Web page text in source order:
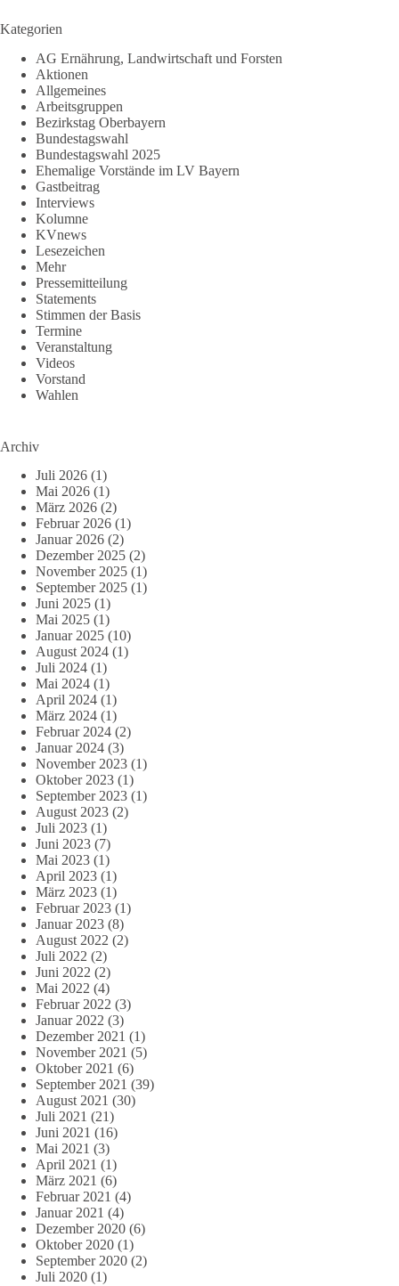
Kategorien
AG Ernährung, Landwirtschaft und Forsten
Aktionen
Allgemeines
Arbeitsgruppen
Bezirkstag Oberbayern
Bundestagswahl
Bundestagswahl 2025
Ehemalige Vorstände im LV Bayern
Gastbeitrag
Interviews
Kolumne
KVnews
Lesezeichen
Mehr
Pressemitteilung
Statements
Stimmen der Basis
Termine
Veranstaltung
Videos
Vorstand
Wahlen
Archiv
Juli 2026 (1)
Mai 2026 (1)
März 2026 (2)
Februar 2026 (1)
Januar 2026 (2)
Dezember 2025 (2)
November 2025 (1)
September 2025 (1)
Juni 2025 (1)
Mai 2025 (1)
Januar 2025 (10)
August 2024 (1)
Juli 2024 (1)
Mai 2024 (1)
April 2024 (1)
März 2024 (1)
Februar 2024 (2)
Januar 2024 (3)
November 2023 (1)
Oktober 2023 (1)
September 2023 (1)
August 2023 (2)
Juli 2023 (1)
Juni 2023 (7)
Mai 2023 (1)
April 2023 (1)
März 2023 (1)
Februar 2023 (1)
Januar 2023 (8)
August 2022 (2)
Juli 2022 (2)
Juni 2022 (2)
Mai 2022 (4)
Februar 2022 (3)
Januar 2022 (3)
Dezember 2021 (1)
November 2021 (5)
Oktober 2021 (6)
September 2021 (39)
August 2021 (30)
Juli 2021 (21)
Juni 2021 (16)
Mai 2021 (3)
April 2021 (1)
März 2021 (6)
Februar 2021 (4)
Januar 2021 (4)
Dezember 2020 (6)
Oktober 2020 (1)
September 2020 (2)
Juli 2020 (1)